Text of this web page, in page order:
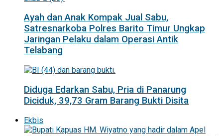
Ayah dan Anak Kompak Jual Sabu,
Satresnarkoba Polres Barito Timur Ungkap
Jaringan Pelaku dalam Operasi Antik
Telabang
Diduga Edarkan Sabu, Pria di Panarung
Diciduk, 39,73 Gram Barang Bukti Disita
Ekbis